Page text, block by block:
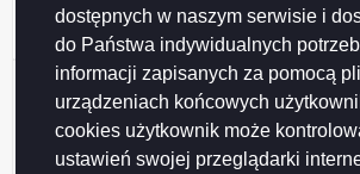
dostępnych w naszym serwisie i
do Państwa indywidualnych
informacji zapisanych za pomocą
urządzeniach końcowych
cookies użytkownik może
ustawień swojej przeglądarki
Założenia do opracowania projektu budżetu
Podgląd
załącznika
Założenia
do
opracowania
projektu
budżetu
Udostępniający:Monika Podziewska
Wydziału Budżetu i Finansów
Wytwarzający/odpowiadający:
Data wytworzenia:2021-09-15